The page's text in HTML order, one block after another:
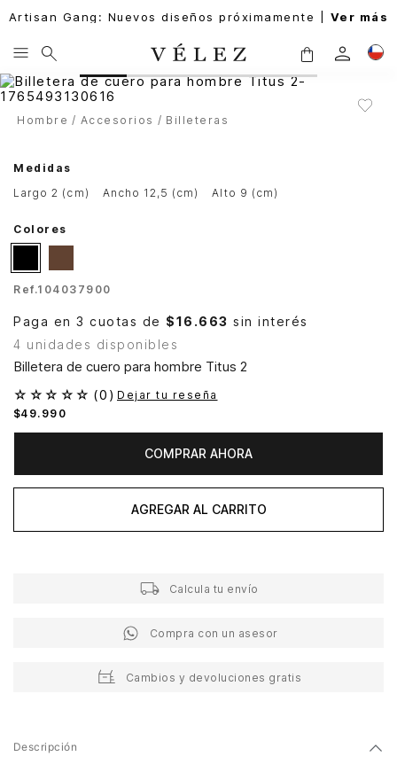
Artisan Gang: Nuevos diseños próximamente | Ver más
Hombre Accesorios Billeteras
Medidas
largo 2 (cm)
ancho 12,5 (cm) alto 9 (cm)
Colores
Ref.104037900
Paga en 3 cuotas de $16.663 sin interés
4 unidades disponibles
Billetera de cuero para hombre Titus 2
☆ ☆ ☆ ☆ ☆ (0 ) Dejar tu reseña
$49. 990
COMPRAR AHORA
AGREGAR AL CARRITO
Calcula tu envío
Compra con un asesor
Cambios y devoluciones gratis
Descripción